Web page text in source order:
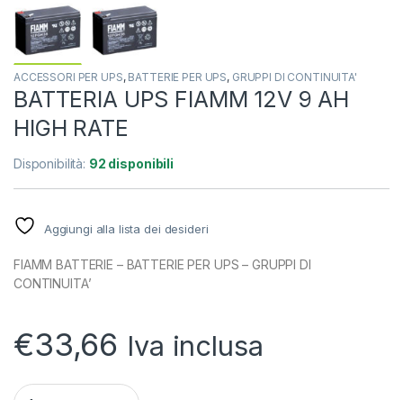
ACCESSORI PER UPS, BATTERIE PER UPS, GRUPPI DI CONTINUITA'
BATTERIA UPS FIAMM 12V 9 AH
HIGH RATE
Disponibilità: 92 disponibili
Aggiungi alla lista dei desideri
FIAMM BATTERIE – BATTERIE PER UPS – GRUPPI DI
CONTINUITA’
€33,66 Iva inclusa
quantità BATTERIA UPS FIAMM 12V 9 AH HIGH RATE